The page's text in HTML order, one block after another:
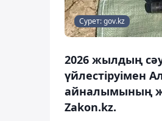
Сурет: gov.kz
2026 жылдың
үйлестіруімен
айналымының
Zakon.kz.